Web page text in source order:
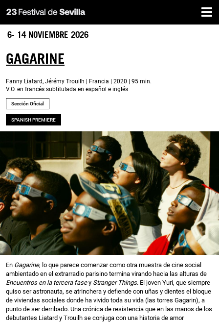
Pasar
al
contenido
6- 14 NOVIEMBRE 2026
Sección Oficial
SPANISH PREMIERE
GAGARINE
Fanny Liatard, Jérémy Trouilh | Francia | 2020 | 95 min.
V.O. en francés subtitulada en español e inglés
En Gagarine, lo que parece comenzar como otra muestra de cine social
ambientado en el extrarradio parisino termina virando hacia las alturas de
Encuentros en la tercera fasey Stranger Things. El joven Yuri, que siempre
quiso ser astronauta, se atrinchera y defiende con uñas y dientes el bloque
de viviendas sociales donde ha vivido toda su vida (las torres Gagarin), a
punto de ser derribado. Una crónica de resistencia que en las manos de los
debutantes Liatard y Trouilh se conjuga con una historia de amor